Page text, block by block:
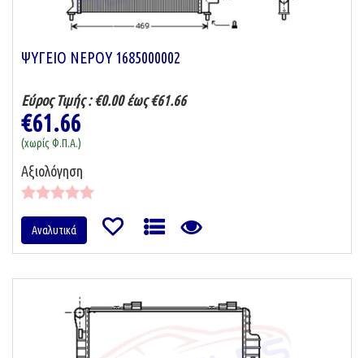
ΨΥΓΕΙΟ ΝΕΡΟΥ 1685000002
Εύρος Τιμής : €0.00 έως €61.66
€61.66
(χωρίς Φ.Π.Α.)
Αξιολόγηση
Αναλυτικά